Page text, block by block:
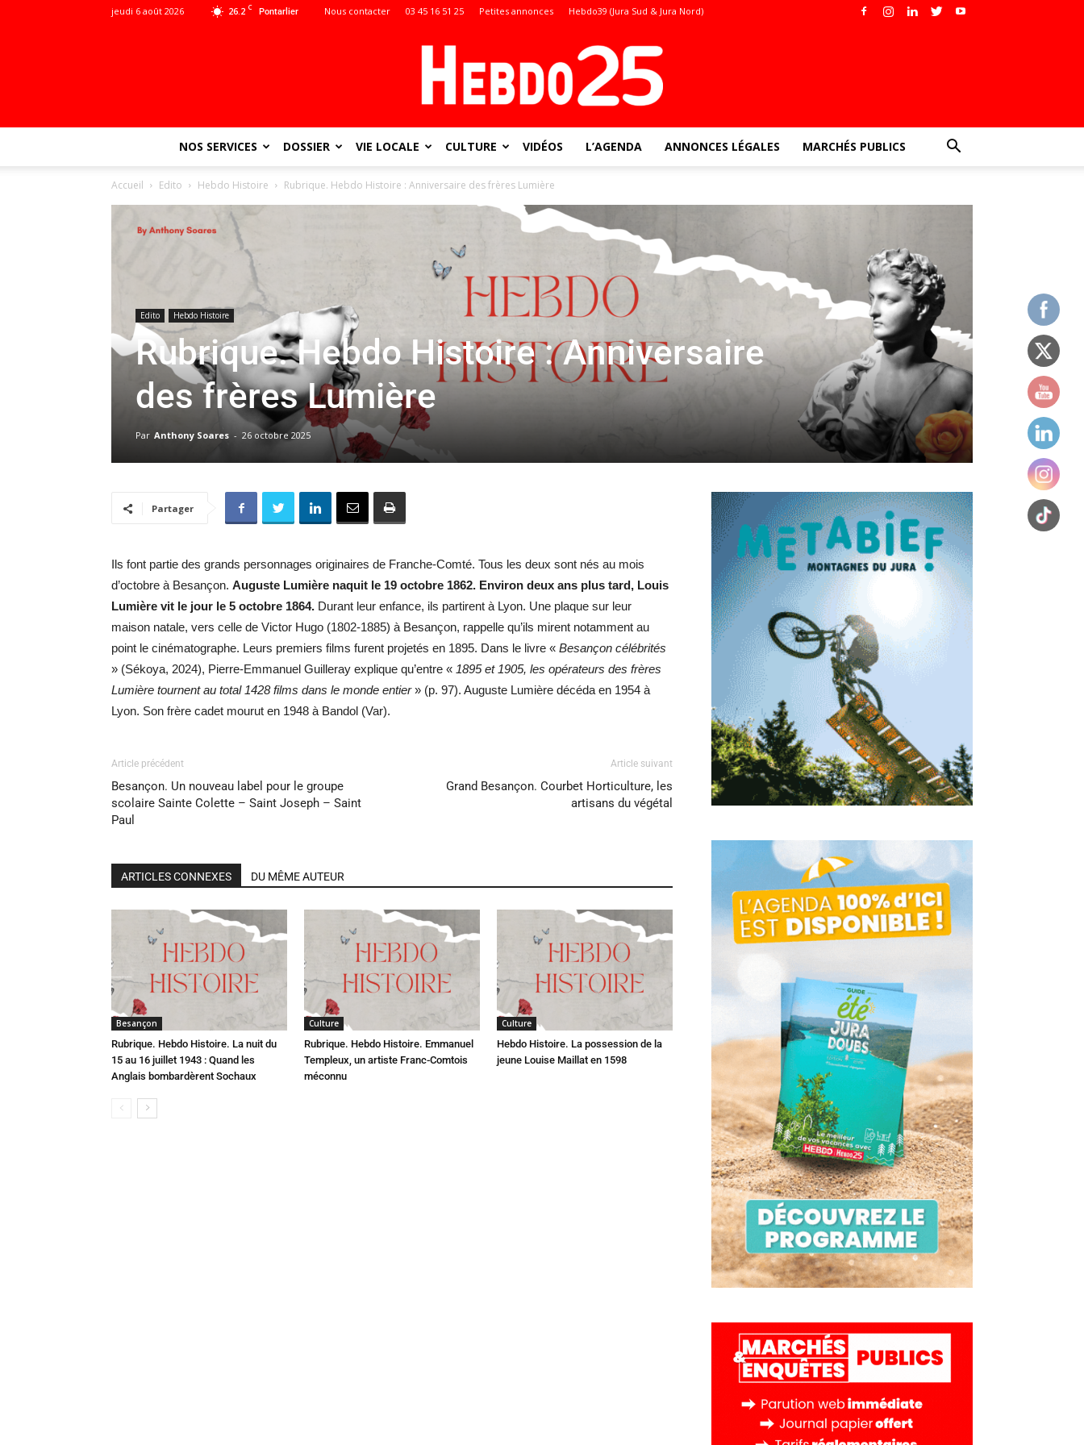
26.2 C Pontarlier
jeudi 6 août 2026 Nous contacter 03 45 16 51 25 Petites annonces Hebdo39 (Jura Sud & Jura Nord)
toute
Hebdo25
NOS SERVICES DOSSIER VIE LOCALE CULTURE VIDÉOS L’AGENDA ANNONCES LÉGALES MARCHÉS PUBLICS
Accueil Edito Hebdo Histoire Rubrique. Hebdo Histoire : Anniversaire des frères Lumière
Edito Hebdo Histoire
Rubrique. Hebdo Histoire : Anniversaire
des frères Lumière
Par Anthony Soares - 26 octobre 2025
Partager
Ils font partie des grands personnages originaires de Franche-Comté. Tous les deux sont nés au mois
d’octobre à Besançon. Auguste Lumière naquit le 19 octobre 1862. Environ deux ans plus tard, Louis
Lumière vit le jour le 5 octobre 1864. Durant leur enfance, ils partirent à Lyon. Une plaque sur leur
maison natale, vers celle de Victor Hugo (1802-1885) à Besançon, rappelle qu’ils mirent notamment au
point le cinématographe. Leurs premiers films furent projetés en 1895. Dans le livre « Besançon célébrités
» (Sékoya, 2024), Pierre-Emmanuel Guilleray explique qu’entre « 1895 et 1905, les opérateurs des frères
Lumière tournent au total 1428 films dans le monde entier» (p. 97). Auguste Lumière décéda en 1954 à
Lyon. Son frère cadet mourut en 1948 à Bandol (Var).
Article précédent
Besançon. Un nouveau label pour le groupe
scolaire Sainte Colette – Saint Joseph – Saint
Paul
Article suivant
Grand Besançon. Courbet Horticulture, les
artisans du végétal
ARTICLES CONNEXES DU MÊME AUTEUR
Besançon
Rubrique. Hebdo Histoire. La nuit du
15 au 16 juillet 1943 : Quand les
Anglais bombardèrent Sochaux
Culture
Rubrique. Hebdo Histoire. Emmanuel
Templeux, un artiste Franc-Comtois
méconnu
Culture
Hebdo Histoire. La possession de la
jeune Louise Maillat en 1598